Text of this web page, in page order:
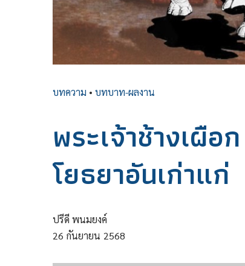
บทความ • บทบาท-ผลงาน
พระเจ้าช้างเผื
โยธยาอันเก่าแก่
ปรีดี พนมยงค์
26 กันยายน 2568